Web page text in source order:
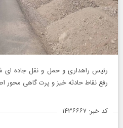
رئیس راهداری و حمل و نقل جاده ای
رفع نقاط حادثه خیز و پرت گاهی محور
کد خبر: ۱۴۳۶۶۶۷